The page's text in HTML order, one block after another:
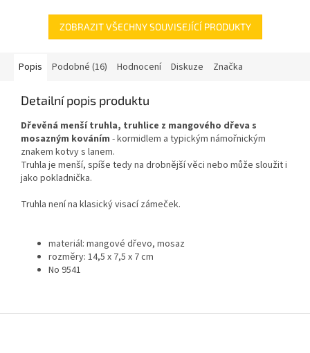
ZOBRAZIT VŠECHNY SOUVISEJÍCÍ PRODUKTY
Popis Podobné (16) Hodnocení Diskuze Značka
Detailní popis produktu
Dřevěná menší truhla, truhlice z mangového dřeva s
mosazným kováním - kormidlem a typickým námořnickým
znakem kotvy s lanem.
Truhla je menší, spíše tedy na drobnější věci nebo může sloužit i
jako pokladnička.
Truhla není na klasický visací zámeček.
materiál: mangové dřevo, mosaz
rozměry: 14,5 x 7,5 x 7 cm
No 9541